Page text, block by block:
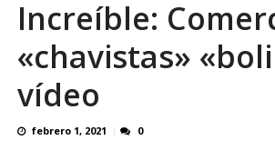
OVP denunció 15
Increíble:
«chavistas»
vídeo
febrero 1, 2021 0